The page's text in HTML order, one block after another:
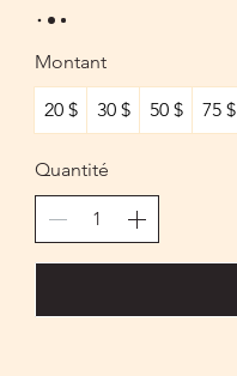
Montant
20 $ 30 $ 50 $ 75 $
Quantité